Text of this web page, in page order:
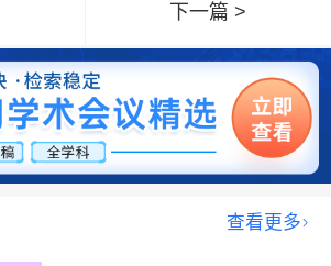
下一篇 >
查看更多